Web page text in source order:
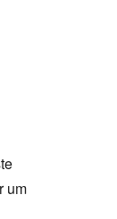
um